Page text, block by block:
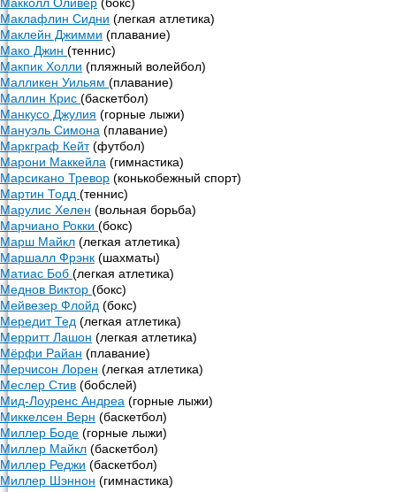
Маклафлин Сидни (легкая атлетика)
Маклейн Джимми (плавание)
Мако Джин (теннис)
Макпик Холли (пляжный волейбол)
Малликен Уильям (плавание)
Маллин Крис (баскетбол)
Манкусо Джулия (горные лыжи)
Мануэль Симона (плавание)
Маркграф Кейт(футбол)
Марони Маккейла (гимнастика)
Марсикано Тревор (конькобежный спорт)
Мартин Тодд (теннис)
Марулис Хелен (вольная борьба)
Марчиано Рокки (бокс)
Марш Майкл (легкая атлетика)
Маршалл Фрэнк (шахматы)
Матиас Боб (легкая атлетика)
Меднов Виктор (бокс)
Мейвезер Флойд (бокс)
Мередит Тед (легкая атлетика)
Мерритт Лашон (легкая атлетика)
Мёрфи Райан (плавание)
Мерчисон Лорен (легкая атлетика)
Меслер Стив (бобслей)
Мид-Лоуренс Андреа (горные лыжи)
Миккелсен Верн (баскетбол)
Миллер Боде (горные лыжи)
Миллер Майкл (баскетбол)
Миллер Реджи (баскетбол)
Миллер Шэннон (гимнастика)